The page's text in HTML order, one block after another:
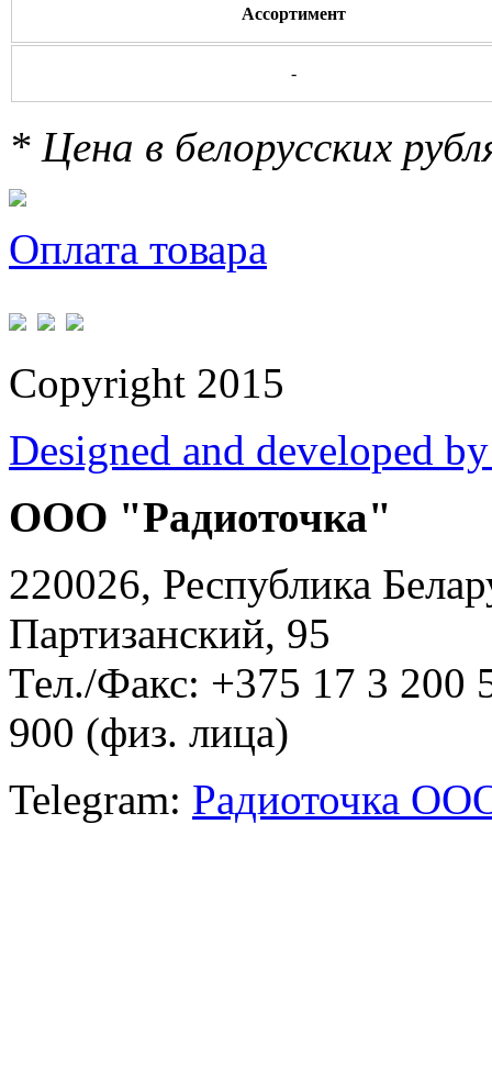
Ассортимент
-
* Цена в белорусских
Оплата товара
Copyright 2015
Designed and developed
ООО "Радиоточка"
220026, Республика
Партизанский, 95
Тел./Факс: +375 17 3
900 (физ. лица)
Telegram: Радиоточка